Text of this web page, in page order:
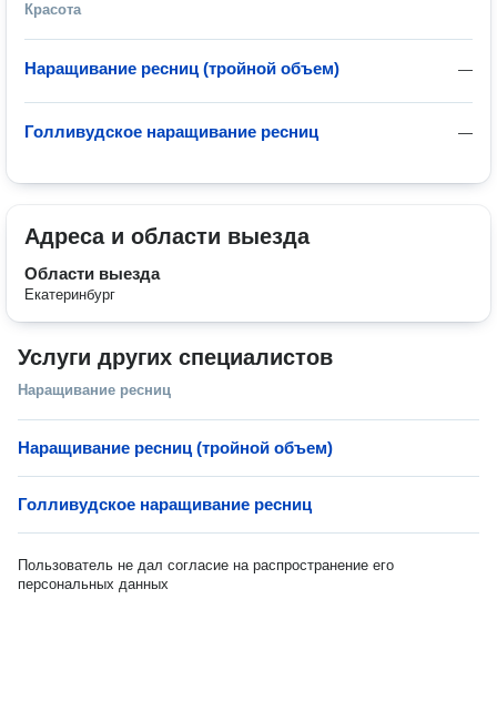
Красота
—
Наращивание ресниц (тройной объем)
—
Голливудское наращивание ресниц
Адреса и области выезда
Области выезда
Екатеринбург
Услуги других специалистов
Наращивание ресниц
Наращивание ресниц (тройной объем)
Голливудское наращивание ресниц
Пользователь не дал согласие на распространение его
персональных данных